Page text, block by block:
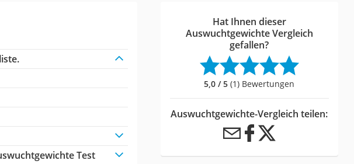
Test
Hat Ihnen dieser
Auswuchtgewichte Vergleich
gefallen?
5,0 / 5 (1) Bewertungen
Auswuchtgewichte-Vergleich teilen: